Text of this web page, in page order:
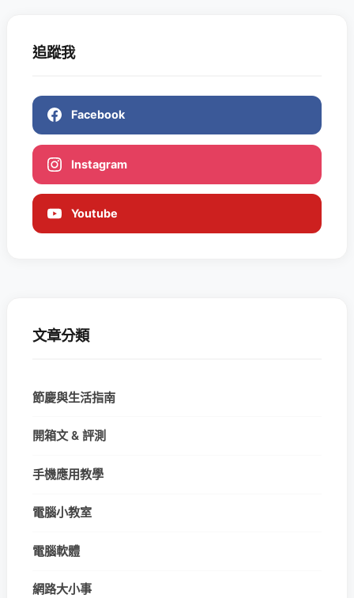
追蹤我
Facebook
Instagram
Youtube
文章分類
節慶與生活指南
開箱文 & 評測
手機應用教學
電腦小教室
電腦軟體
網路大小事